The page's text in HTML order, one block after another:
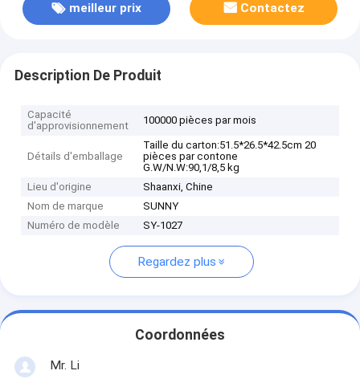
meilleur prix Contactez
Description De Produit
Capacité
d'approvisionnement
100000 pièces par mois
Détails d'emballage
Taille du carton:51.5*26.5*42.5cm 20
pièces par contone
G.W/N.W:90,1/8,5 kg
Lieu d'origine
Shaanxi, Chine
Nom de marque
SUNNY
Numéro de modèle
SY-1027
Regardez plus
Coordonnées
Mr. Li